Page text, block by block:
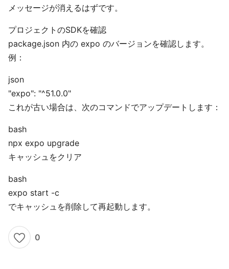
メッセージが消えるはずです。
プロジェクトのSDKを確認
package.json 内の expo のバージョンを確認します。
例：
json
"expo": "^51.0.0"
これが古い場合は、次のコマンドでアップデートします：
bash
npx expo upgrade
キャッシュをクリア
bash
expo start -c
でキャッシュを削除して再起動します。
0